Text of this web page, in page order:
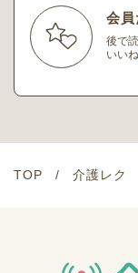
会
後で
いい
TOP 介護レク